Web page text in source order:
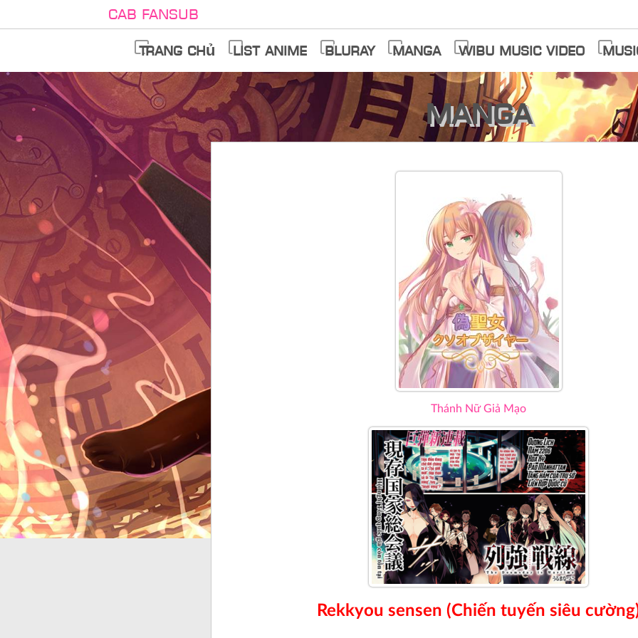
Cab Fansub
Trang chủ List anime Bluray Manga Wibu Music Video
Manga
Thánh Nữ Giả Mạo
Rekkyou sensen (Chiến tuyến siêu